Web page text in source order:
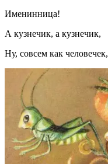
Именинница!
А кузнечик, а кузнечик,
Ну, совсем как человечек,